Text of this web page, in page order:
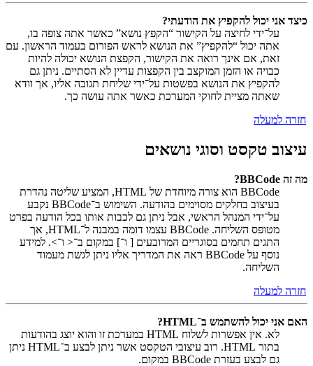
כיצד אני יכול להקפיץ את הודעתי?
על־ידי לחיצה על הקישור “הקפץ נושא” כאשר אתה צופה בו,
אתה יכול “להקפיץ” את הנושא לראש הפורום בעמוד הראשון. עם
זאת, אם אינך רואה את הקישור, הקפצת הנושא יכולה להיות
כבויה או הזמן המוקצב בין הקפצות עדיין לא הסתיים. ניתן גם
להקפיץ את הנושא בפשטות על־ידי שליחת תגובה אליו, אך וודא
שאתה מציית לחוקי המערכת כאשר אתה עושה כך.
חזרה למעלה
עיצוב טקסט וסוגי נושאים
מה זה BBCode?
BBCode הוא צורה מיוחדת של HTML, המציע שליטה נהדרת
בעיצוב בחלקים מסוימים בהודעה. השימוש ב־BBCode נקבע
על־ידי המנהל הראשי, אבל ניתן גם לכבות אותו בכל הודעה בפרט
מטופס השליחה. BBCode עצמו דומה במבנה ל־HTML, אך
התגים תחמים בסוגריים המרובעים [ ו־] במקום ב־< ו־>. למידע
נוסף על BBCode ראה את המדריך אליו ניתן לגשת מעמוד
השליחה.
חזרה למעלה
האם אני יכול להשתמש ב־HTML?
לא. אין אפשרות לשלוח HTML במערכת זו והוא יוצג בהודעות
בתור HTML. רוב עיצובי הטקסט אשר ניתן לבצע ב־HTML ניתן
גם לבצע בעזרת BBCode במקום.